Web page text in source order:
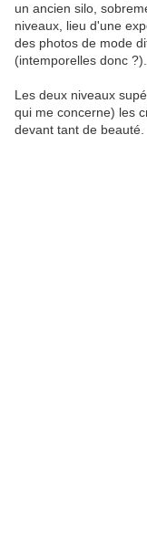
un ancien silo,
niveaux, lieu d'une
des photos de mode
(intemporelles donc ?).
Les deux niveaux
qui me concerne) les
devant tant de beauté.